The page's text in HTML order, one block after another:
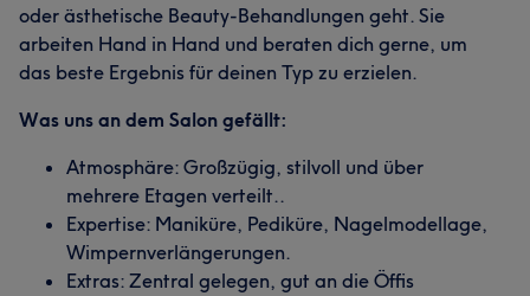
oder ästhetische Beauty-Behandlungen geht. Sie
arbeiten Hand in Hand und beraten dich gerne, um
das beste Ergebnis für deinen Typ zu erzielen.
Was uns an dem Salon gefällt:
Atmosphäre: Großzügig, stilvoll und über
mehrere Etagen verteilt..
Expertise: Maniküre, Pediküre, Nagelmodellage,
Wimpernverlängerungen.
Extras: Zentral gelegen, gut an die Öffis